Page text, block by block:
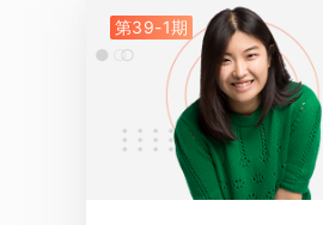
第39-1期